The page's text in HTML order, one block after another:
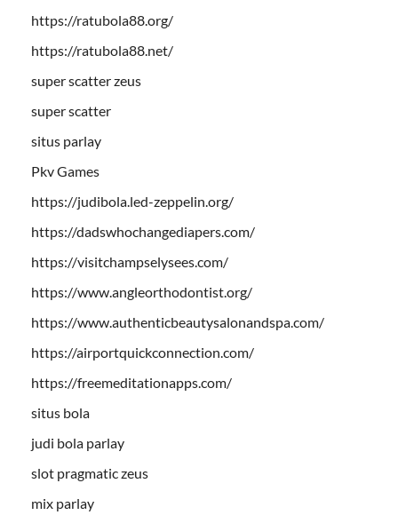
https://ratubola88.org/
https://ratubola88.net/
super scatter zeus
super scatter
situs parlay
Pkv Games
https://judibola.led-zeppelin.org/
https://dadswhochangediapers.com/
https://visitchampselysees.com/
https://www.angleorthodontist.org/
https://www.authenticbeautysalonandspa.com/
https://airportquickconnection.com/
https://freemeditationapps.com/
situs bola
judi bola parlay
slot pragmatic zeus
mix parlay